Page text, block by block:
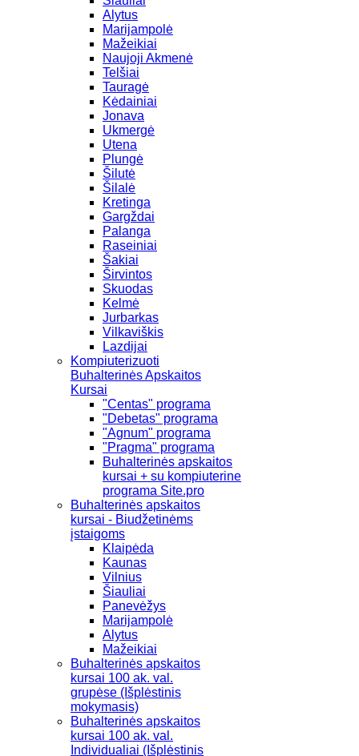
Alytus
Marijampolė
Mažeikiai
Naujoji Akmenė
Telšiai
Tauragė
Kėdainiai
Jonava
Ukmergė
Utena
Plungė
Šilutė
Šilalė
Kretinga
Gargždai
Palanga
Raseiniai
Šakiai
Širvintos
Skuodas
Kelmė
Jurbarkas
Vilkaviškis
Lazdijai
Kompiuterizuoti
Buhalterinės Apskaitos
Kursai
"Centas" programa
"Debetas" programa
"Agnum" programa
"Pragma" programa
Buhalterinės apskaitos
kursai + su kompiuterine
programa Site.pro
Buhalterinės apskaitos
kursai - Biudžetinėms
įstaigoms
Klaipėda
Kaunas
Vilnius
Šiauliai
Panevėžys
Marijampolė
Alytus
Mažeikiai
Buhalterinės apskaitos
kursai 100 ak. val.
grupėse (Išplėstinis
mokymasis)
Buhalterinės apskaitos
kursai 100 ak. val.
Individualiai (Išplėstinis